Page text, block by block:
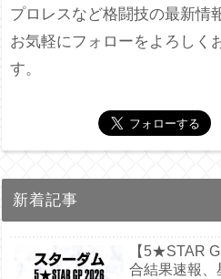
プロレスなど格闘技の最新情
お気軽にフォローをよろしく
す。
新着記事
【5★STAR
合結果速報、